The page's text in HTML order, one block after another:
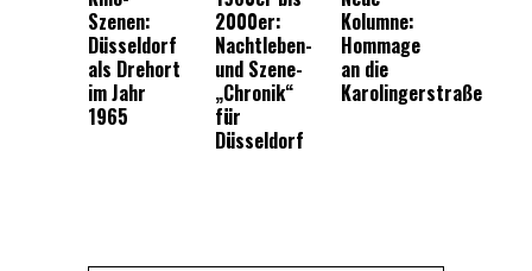
Szenen:
Düsseldorf
als Drehort
im Jahr
1965
2000er:
Nachtleben-
und Szene-
„Chronik“
für
Düsseldorf
Kolumne:
Hommage
an die
Karolingerstraße